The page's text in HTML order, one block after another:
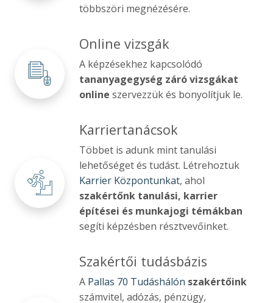
többszöri megnézésére.
Online vizsgák
A képzésekhez kapcsolódó
tananyagegység záró vizsgákat
online szervezzük és bonyolítjuk le.
Karriertanácsok
Többet is adunk mint tanulási
lehetőséget és tudást. Létrehoztuk
Karrier Központunkat, ahol
szakértőnk tanulási, karrier
építései és munkajogi témákban
segíti képzésben résztvevőinket.
Szakértői tudásbázis
A Pallas 70 Tudáshálón szakértőink
számvitel, adózás, pénzügy,